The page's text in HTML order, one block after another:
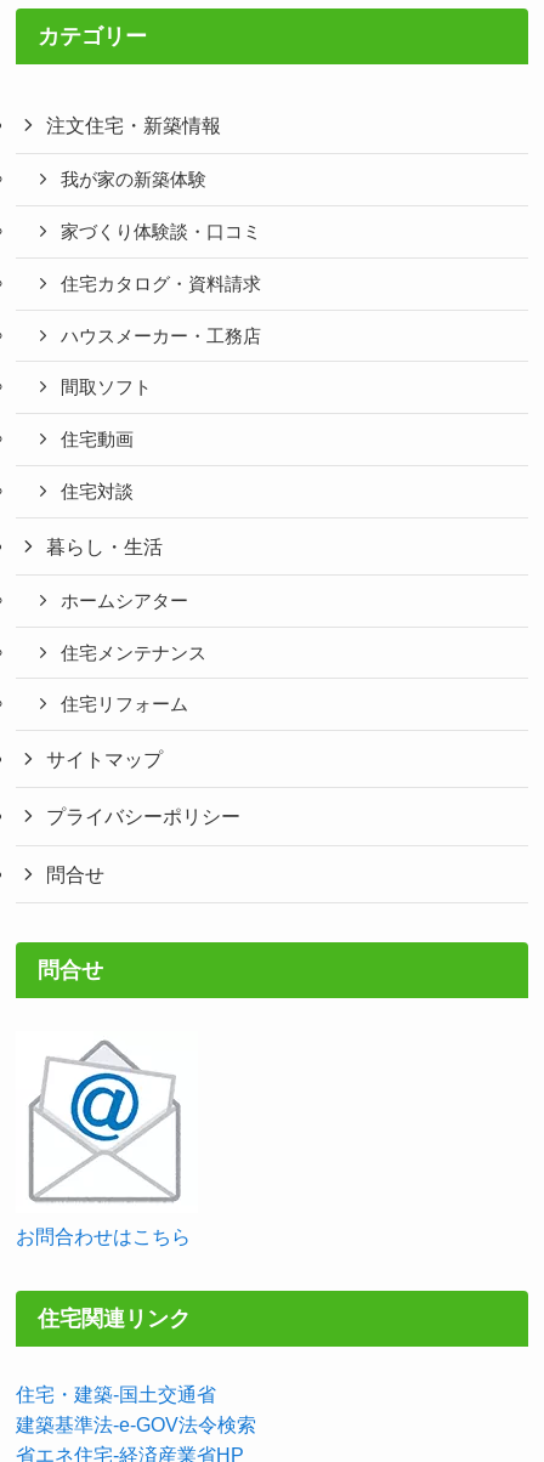
カテゴリー
注文住宅・新築情報
我が家の新築体験
家づくり体験談・口コミ
住宅カタログ・資料請求
ハウスメーカー・工務店
間取ソフト
住宅動画
住宅対談
暮らし・生活
ホームシアター
住宅メンテナンス
住宅リフォーム
サイトマップ
プライバシーポリシー
問合せ
問合せ
お問合わせはこちら
住宅関連リンク
住宅・建築-国土交通省
建築基準法-e-GOV法令検索
省エネ住宅-経済産業省HP